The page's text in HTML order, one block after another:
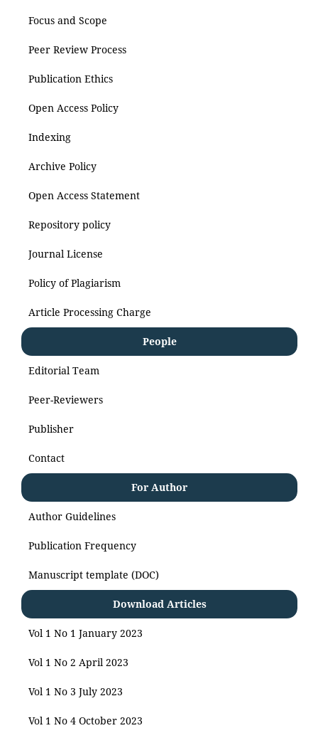
Focus and Scope
Peer Review Process
Publication Ethics
Open Access Policy
Indexing
Archive Policy
Open Access Statement
Repository policy
Journal License
Policy of Plagiarism
Article Processing Charge
People
Editorial Team
Peer-Reviewers
Publisher
Contact
For Author
Author Guidelines
Publication Frequency
Manuscript template (DOC)
Download Articles
Vol 1 No 1 January 2023
Vol 1 No 2 April 2023
Vol 1 No 3 July 2023
Vol 1 No 4 October 2023